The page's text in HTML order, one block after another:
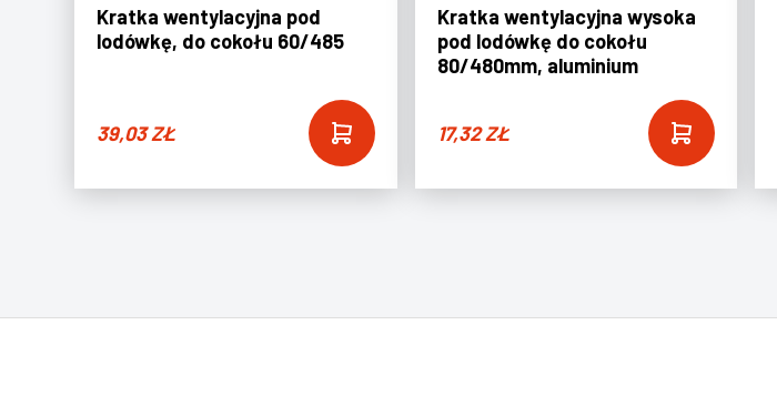
Kratka wentylacyjna pod
lodówkę, do cokołu 60/485
39,03ZŁ
Kratka wentylacyjna wysoka
pod lodówkę do cokołu
80/480mm, aluminium
17,32ZŁ